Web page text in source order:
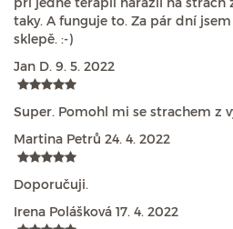
taky. A funguje to. Za pár dní
sklepě. :-)
Jan D. 9. 5. 2022
Super. Pomohl mi se strachem z
Martina Petrů 24. 4. 2022
Doporučuji.
Irena Polášková 17. 4. 2022